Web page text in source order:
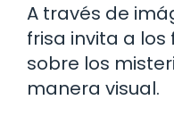
A través de
frisa invita a
sobre los
manera visual.